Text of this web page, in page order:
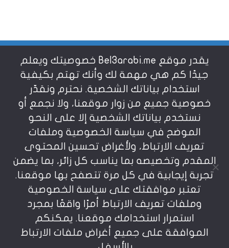
شروط الاستخدام
سياسة الخصوصية
عن بالعربي
يمنع نسخ أو إعادة استخدام المواد المنشورة على
موقعنا تحت طائلة المسؤولية، إن أي استخدام أو إعادة
نشر أو إجتزاء بدون اذن خطي مسبق يعد انتهاكاُ لشروط
يقدر موقع Bel3arabi.me خصوصيتك ويعلم
جيدًا كم هي مهمة لك وأنك تهتم بكيفية
استخدام بياناتك الشخصية. نحترم ونقدّر
خصوصية جميع من زوار موقعنا، ولا نجمع أو
نستخدم بياناتك الشخصية إلا على النحو
الموضح في سياسة الخصوصية وملفات
تعريف الارتباط، ولأغراض تحسين المحتوى
المقدم وتخصيصه بما يناسب كل زائر، بما يضمن
تجربة إيجابية في كل مرة تتصفح بها موقعنا.
تعتبر موافقتك على سياسة الخصوصية
وملفات تعريف الارتباط أمرًا واقعًا بمجرد
استمرار استخدامك موقعنا. يمكنكم
الموافقة على جميع أغراض ملفات الارتباط